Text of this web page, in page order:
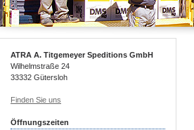
ATRA A. Titgemeyer Speditions GmbH
Wilhelmstraße 24
33332 Gütersloh
Finden Sie uns
Öffnungszeiten